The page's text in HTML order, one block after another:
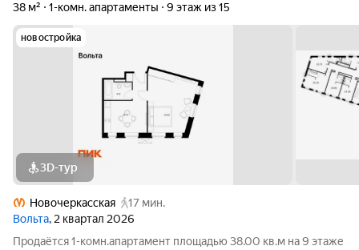
38 м²
1-комн. апартаменты 9 этаж из 15
новостройка
3D-тур
Новочеркасская
17 мин.
Вольта, 2 квартал 2026
Продаётся 1-комн.апартамент площадью 38.00 кв.м на 9 этаже